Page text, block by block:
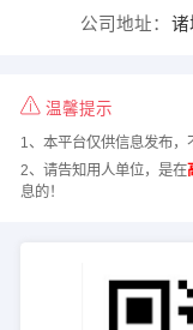
公司地址： 诸
温馨提示
1、本平台仅供信息发布，
2、请告知用人单位，是在
息的！